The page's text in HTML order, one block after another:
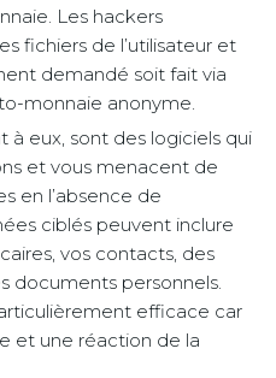
Les hackers
fichiers de l’utilisateur et
demandé soit fait via
monnaie anonyme.
à eux, sont des logiciels qui
et vous menacent de
en l’absence de
ciblés peuvent inclure
vos contacts, des
documents personnels.
efficace car
et une réaction de la